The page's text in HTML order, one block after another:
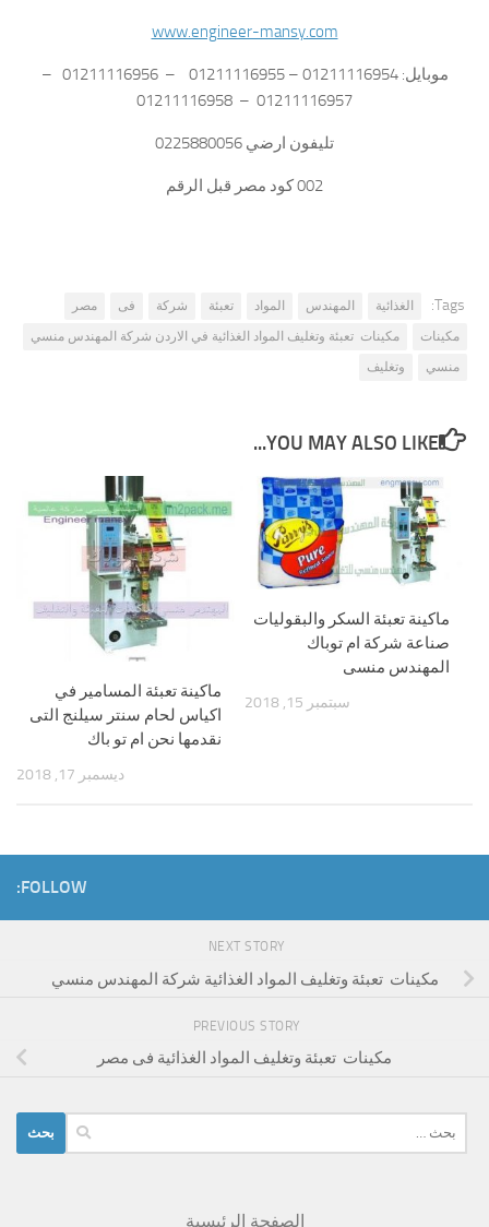
www.engineer-mansy.com
موبايل: 01211116954 – 01211116955 – 01211116956 –
01211116957 – 01211116958
تليفون ارضي 0225880056
002 كود مصر قبل الرقم
Tags: الغذائية المهندس المواد تعبئة شركة فى
مصر
مكينات
مكينات تعبئة وتغليف المواد الغذائية في الاردن شركة المهندس منسي
منسي
وتغليف
YOU MAY ALSO LIKE...
ماكينة تعبئة المسامير في
اكياس لحام سنتر سيلنج التى
نقدمها نحن ام تو باك
ديسمبر 17, 2018
ماكينة تعبئة السكر والبقوليات
صناعة شركة ام توباك
المهندس منسى
سبتمبر 15, 2018
FOLLOW:
NEXT STORY
مكينات تعبئة وتغليف المواد الغذائية شركة المهندس منسي
PREVIOUS STORY
مكينات تعبئة وتغليف المواد الغذائية فى مصر
عن:
الصفحة الرئيسية